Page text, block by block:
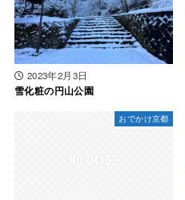
2023年2月3日
雪化粧の円山公園
おでかけ京都